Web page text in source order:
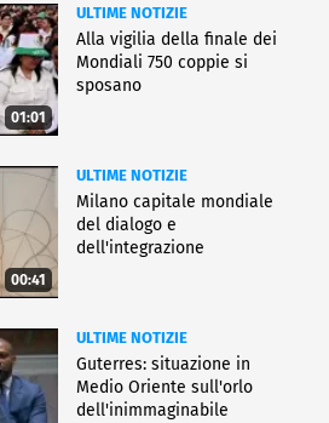
01:01
ULTIME NOTIZIE
Alla vigilia della finale dei
Mondiali 750 coppie si
sposano
00:41
ULTIME NOTIZIE
Milano capitale mondiale
del dialogo e
dell'integrazione
ULTIME NOTIZIE
Guterres: situazione in
Medio Oriente sull'orlo
dell'inimmaginabile